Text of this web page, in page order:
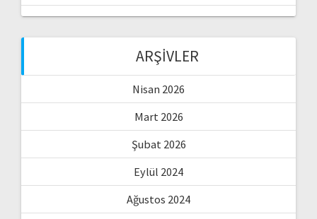
ARŞIVLER
Nisan 2026
Mart 2026
Şubat 2026
Eylül 2024
Ağustos 2024